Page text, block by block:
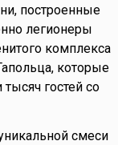
построенные
легионеры
комплекса
которые
гостей со
смеси